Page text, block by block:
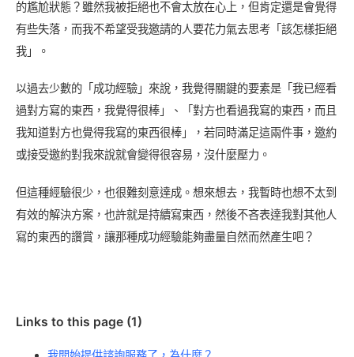
的尷尬狀態？雖然我被拒絕也不會太放在心上，但肯定還是會覺得
有些失落，而我不希望受我邀請的人要花力氣去思考「該怎樣拒絕
我」。
以過去少數的「成功經驗」來說，我覺得關鍵的要素是「我已經看
過對方寫的東西，我覺得很棒」、「對方也看過我寫的東西，而且
我知道對方也覺得我寫的東西很棒」，若同時滿足這兩件事，邀約
或接受邀約對我來說就會變得很容易，沒什麼壓力。
但這種經驗很少，也很難刻意達成。想來想去，我暫時也想不太到
有效的解決方案，也許就是持續寫東西，然後不吝表達我對其他人
寫的東西的讚賞，讓那種成功經驗能夠盡量自然而然產生吧？
Links to this page (1)